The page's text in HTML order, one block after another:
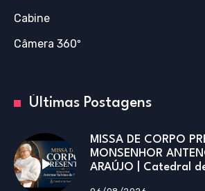
Cabine
Câmera 360º
Últimas Postagens
MISSA DE CORPO
MONSENHOR
ARAÚJO | Catedral